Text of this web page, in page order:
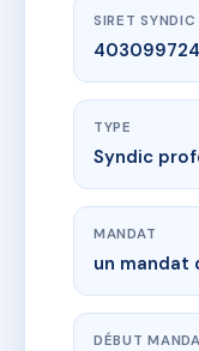
SIRET SYNDIC
TYPE
Syndic
MANDAT
un mandat
DÉBUT